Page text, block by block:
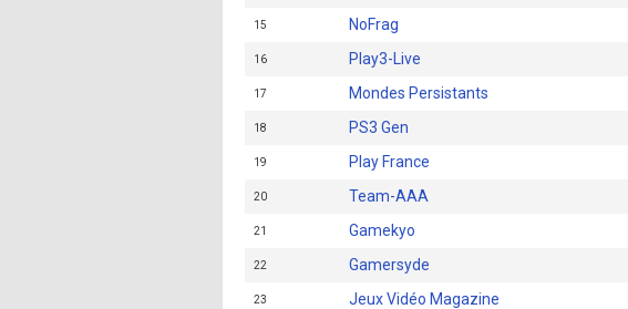
15 NoFrag
16 Play3-Live
17 Mondes Persistants
18 PS3 Gen
19 Play France
20 Team-AAA
21 Gamekyo
22 Gamersyde
23 Jeux Vidéo Magazine